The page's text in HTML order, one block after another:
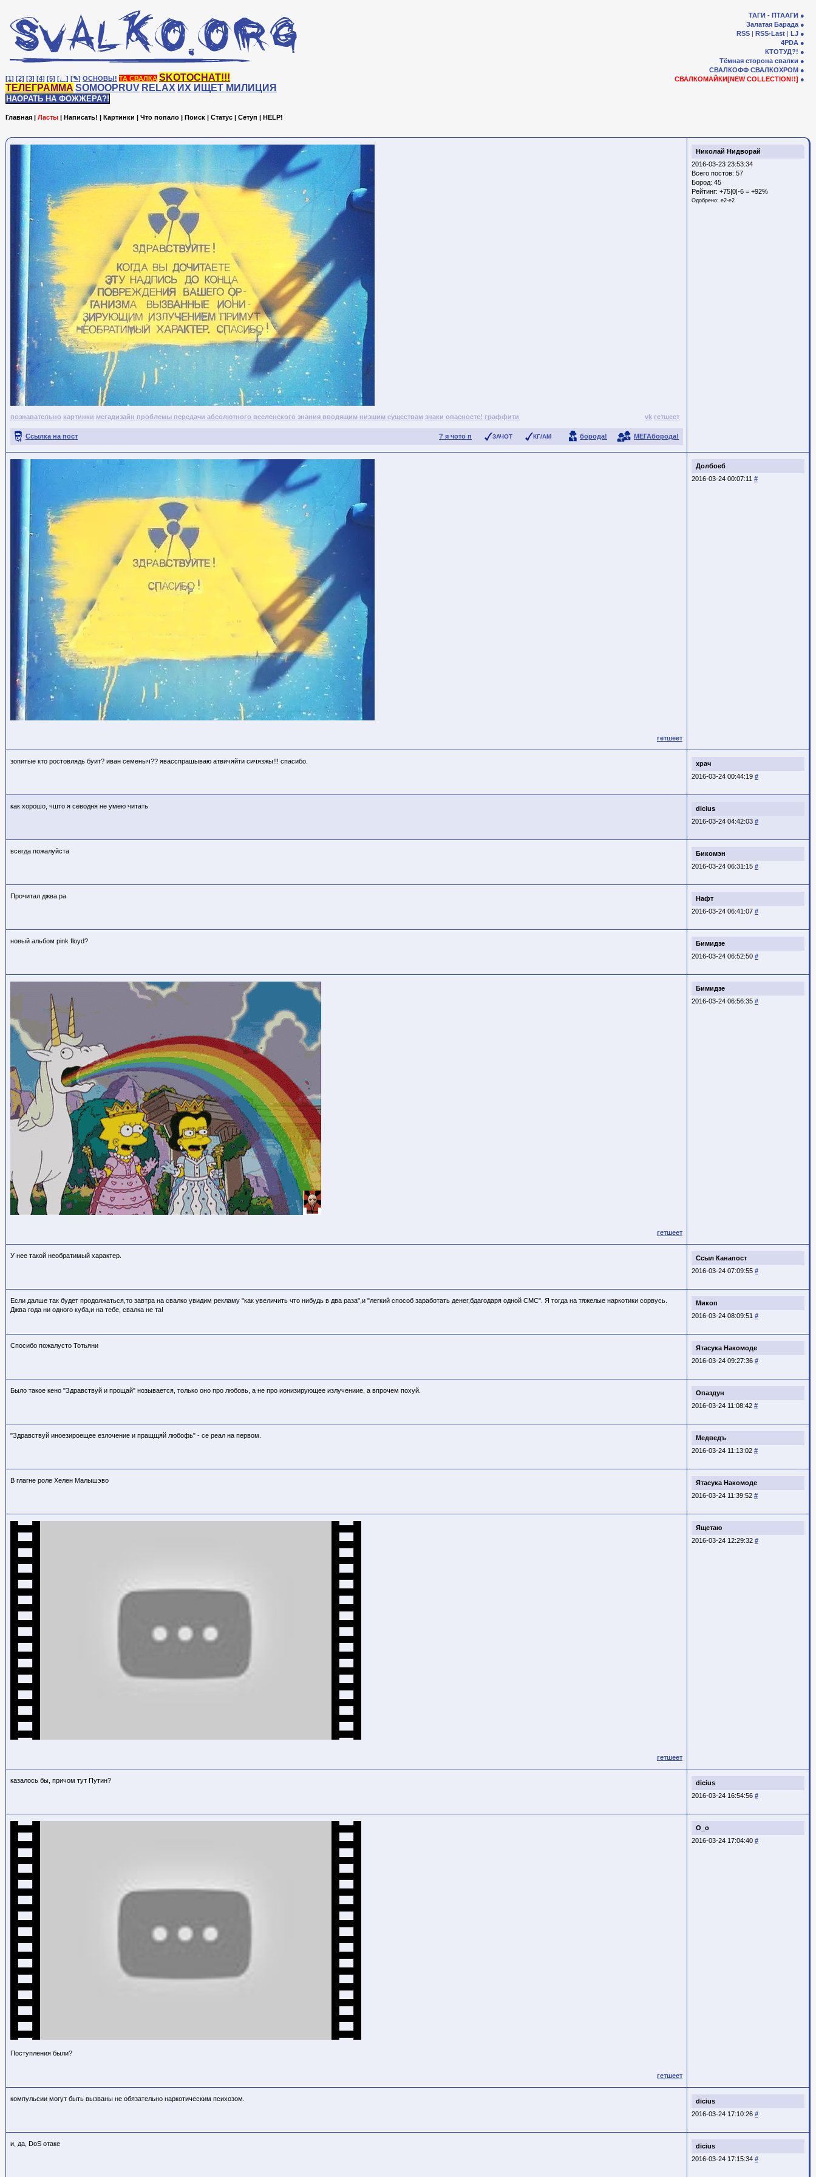
[1] [2] [3] [4] [5] [♩] [✎] ОСНОВЫ! ТА СВАЛКА SKOTOCHAT!!!
ТЕЛЕГРАММА SOMOOPRUV RELAX ИХ ИЩЕТ МИЛИЦИЯ
НАОРАТЬ НА ФОЖЖЕРА?!
ТАГИ - ПТААГИ
Залатая Барада
RSS | RSS-Last | LJ
4PDA
КТОТУД?!
Тёмная сторона свалки
СВАЛКОФФ СВАЛКОХРОМ
СВАЛКОМАЙКИ[NEW COLLECTION!!]
Главная | Ласты | Написать! | Картинки | Что попало | Поиск | Статус | Сетуп | HELP!
Николай Нидворай
2016-03-23 23:53:34
Всего постов: 57
Бород: 45
Рейтинг: +75|0|-6 = +92%
Одобрено: e2-e2
познавательно картинки мегадизайн проблемы передачи абсолютного вселенского знания вводящим низшим существам знаки опасносте! граффити vk гетшеет
? я чото п ЗАЧОТ КГ/АМ борода! МЕГАборода!
Ссылка на пост
Долбоеб
2016-03-24 00:07:11 #
гетшеет
храч
2016-03-24 00:44:19 #
зопитые кто ростовлядь буит? иван семеныч?? явасспрашываю атвичяйти сичязжы!!! спасибо.
dicius
2016-03-24 04:42:03 #
как хорошо, чшто я севодня не умею читать
Бикомэн
2016-03-24 06:31:15 #
всегда пожалуйста
Нафт
2016-03-24 06:41:07 #
Прочитал джва ра
Бимидзе
2016-03-24 06:52:50 #
новый альбом pink floyd?
Бимидзе
2016-03-24 06:56:35 #
гетшеет
Ссыл Канапост
2016-03-24 07:09:55 #
У нее такой необратимый характер.
Микоп
2016-03-24 08:09:51 #
Если далше так будет продолжаться,то завтра на свалко увидим рекламу "как увеличить что нибудь в два раза",и "легкий способ заработать денег,бдагодаря одной СМС". Я тогда на тяжелые наркотики сорвусь.
Джва года ни одного куба,и на тебе, свалка не та!
Ятасука Накомоде
2016-03-24 09:27:36 #
Спосибо пожалусто Тотьяни
Опаздун
2016-03-24 11:08:42 #
Было такое кено "Здравствуй и прощай" нозывается, только оно про любовь, а не про ионизирующее излучениие, а впрочем похуй.
Медведъ
2016-03-24 11:13:02 #
"Здравствуй иноезироещее езлочение и пращщяй любофь" - се реал на первом.
Ятасука Накомоде
2016-03-24 11:39:52 #
В глагне роле Хелен Малышэво
Ящетаю
2016-03-24 12:29:32 #
гетшеет
dicius
2016-03-24 16:54:56 #
казалось бы, причом тут Путин?
O_o
2016-03-24 17:04:40 #
Поступления были?
гетшеет
dicius
2016-03-24 17:10:26 #
компульсии могут быть вызваны не обязательно наркотическим психозом.
dicius
2016-03-24 17:15:34 #
и, да, DoS отаке